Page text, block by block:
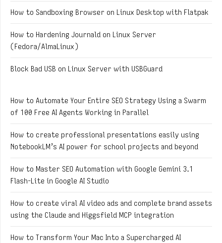
How to Sandboxing Browser on Linux Desktop with Flatpak
How to Hardening Journald on Linux Server
(Fedora/AlmaLinux)
Block Bad USB on Linux Server with USBGuard
How to Automate Your Entire SEO Strategy Using a Swarm
of 100 Free AI Agents Working in Parallel
How to create professional presentations easily using
NotebookLM’s AI power for school projects and beyond
How to Master SEO Automation with Google Gemini 3.1
Flash-Lite in Google AI Studio
How to create viral AI video ads and complete brand assets
using the Claude and Higgsfield MCP integration
How to Transform Your Mac Into a Supercharged AI